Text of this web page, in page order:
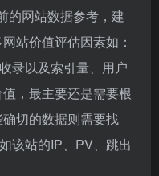
的网站数据参考，建
站价值评估因素如：
录以及索引量、用户
，最主要还是需要根
切的数据则需要找
该站的IP、PV、跳出